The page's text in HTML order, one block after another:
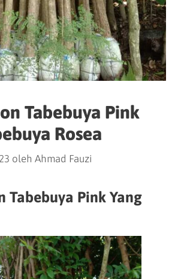
Tabebuya Pink
Rosea
oleh Ahmad Fauzi
Tabebuya Pink Yang